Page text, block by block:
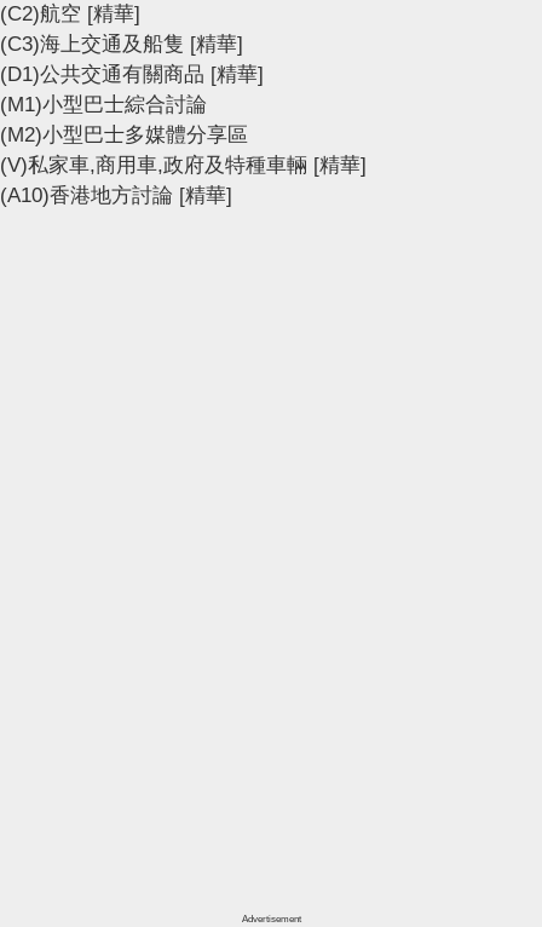
(C2)航空 [精華]
(C3)海上交通及船隻 [精華]
(D1)公共交通有關商品 [精華]
(M1)小型巴士綜合討論
(M2)小型巴士多媒體分享區
(V)私家車,商用車,政府及特種車輛 [精華]
(A10)香港地方討論 [精華]
Advertisement